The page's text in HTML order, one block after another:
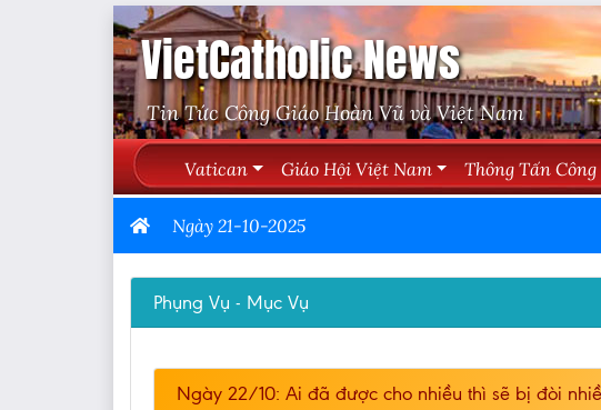
VietCatholic News
Tin Tức Công Giáo Hoàn Vũ và Việt Nam
Vatican Giáo Hội Việt Nam Thông Tấn
Ngày 21-10-2025
Phụng Vụ - Mục Vụ
Ngày 22/10: Ai đã được cho nhiều thì sẽ bị đòi